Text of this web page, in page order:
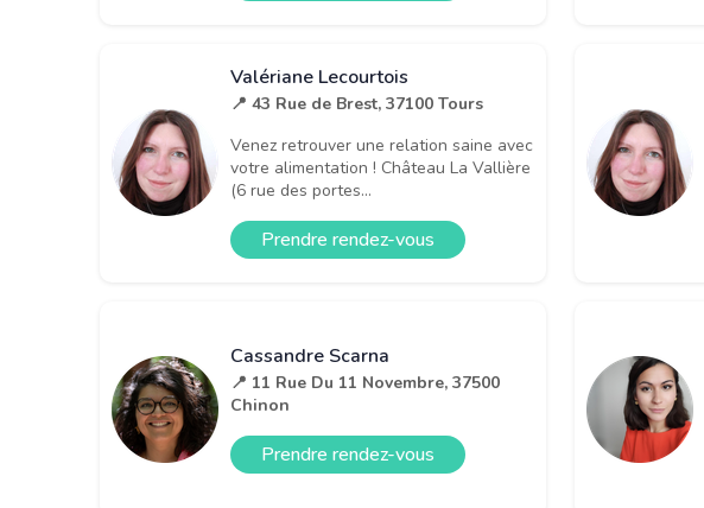
Valériane Lecourtois
📍 43 Rue de Brest, 37100 Tours
Venez retrouver une relation saine avec
votre alimentation ! Château La Vallière
(6 rue des portes...
Prendre rendez-vous
Cassandre Scarna
📍 11 Rue Du 11 Novembre, 37500
Chinon
Prendre rendez-vous